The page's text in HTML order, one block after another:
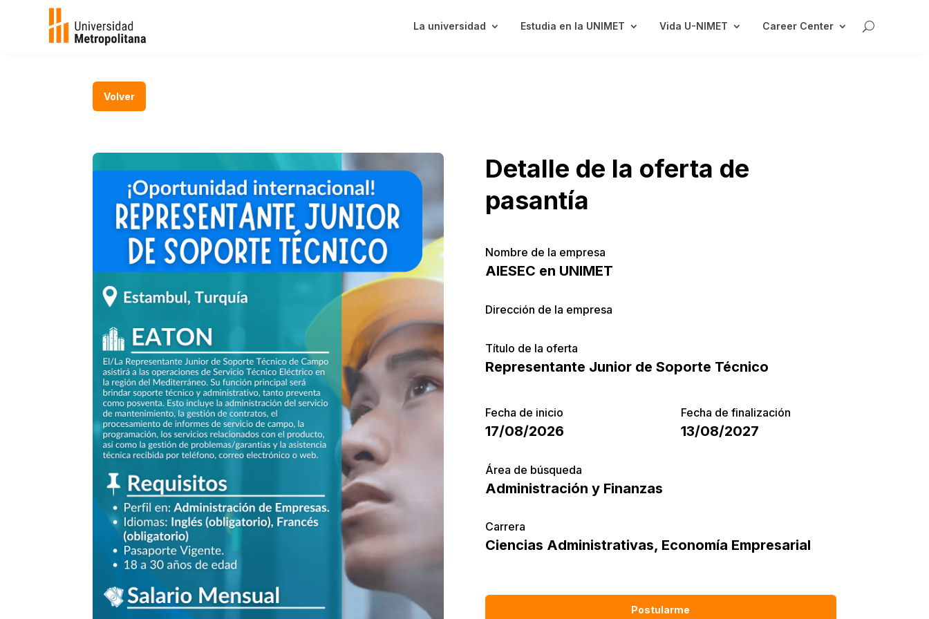
La universidad Estudia en la UNIMET Vida U-NIMET Career Center
Volver
Detalle de la oferta de
pasantía
Nombre de la empresa
AIESEC en UNIMET
Dirección de la empresa
Título de la oferta
Representante Junior de Soporte Técnico
Fecha de inicio
17/08/2026
Fecha de finalización
13/08/2027
Área de búsqueda
Administración y Finanzas
Carrera
Ciencias Administrativas, Economía Empresarial
Postularme